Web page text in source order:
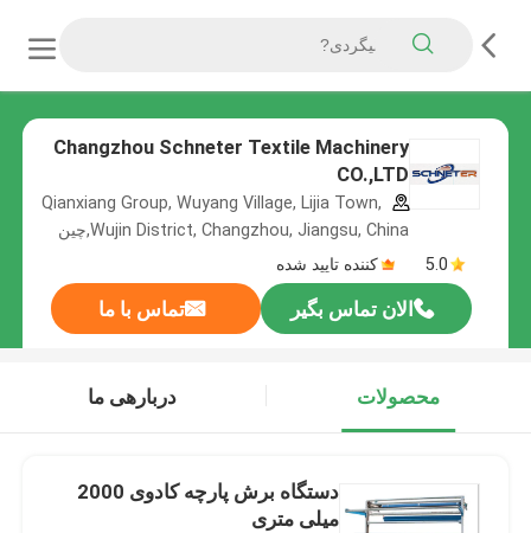
Changzhou Schneter Textile Machinery
CO.,LTD
Qianxiang Group, Wuyang Village, Lijia Town,
Wujin District, Changzhou, Jiangsu, China,چین
5.0
کننده تایید شده
الان تماس بگیر تماس با ما
محصولات دربارهی ما
دستگاه برش پارچه کادوی 2000
میلی متری